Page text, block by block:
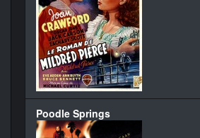
Poodle Springs